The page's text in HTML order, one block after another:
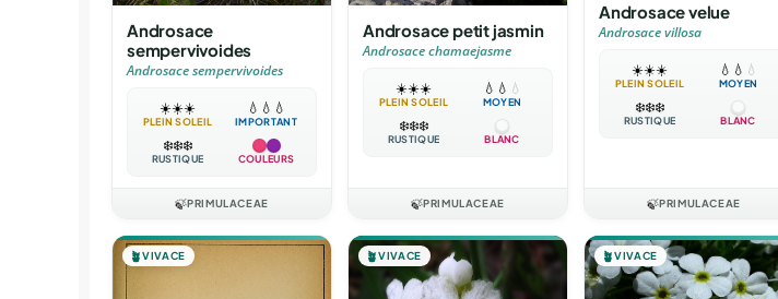
Androsace
sempervivoides
Androsace sempervivoides
☀️☀️☀️
PLEIN SOLEIL
💧 💧 💧
IMPORTANT
❄️❄️❄️
RUSTIQUE COULEURS
🍃PRIMULACEAE
Androsace petit jasmin
Androsace chamaejasme
☀️☀️☀️
PLEIN SOLEIL
💧 💧 💧
MOYEN
❄️❄️❄️
RUSTIQUE BLANC
🍃PRIMULACEAE
Androsace velue
Androsace villosa
☀️☀️☀️
PLEIN SOLEIL
💧 💧 💧
MOYEN
❄️❄️❄️
RUSTIQUE BLANC
🍃PRIMULACEAE
🪴VIVACE 🪴VIVACE 🪴VIVACE